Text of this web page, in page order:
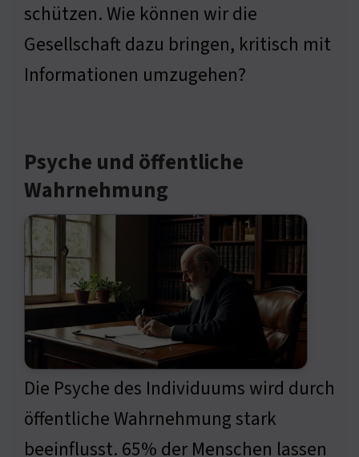
schützen. Wie können wir die
Gesellschaft dazu bringen, kritisch mit
Informationen umzugehen?
Psyche und öffentliche
Wahrnehmung
Die Psyche des Individuums wird durch
öffentliche Wahrnehmung stark
beeinflusst. 65% der Menschen lassen